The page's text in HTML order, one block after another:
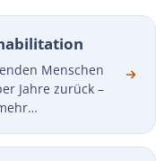
Menschen
Jahre zurück –